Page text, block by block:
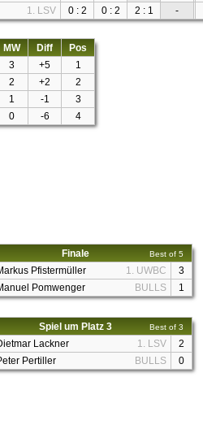
1. LSV 0 : 2 0 : 2 2 : 1 -
MW Diff
Pos
3 +5
1
2 +2
2
1 -1
3
0 -6 4
Finale Best of 5
Pfistermüller 1. UWBC
3
Pomwenger
BULLS 1
Spiel um Platz 3 Best of 3
Lackner 1. LSV
2
Pertiller
BULLS 0